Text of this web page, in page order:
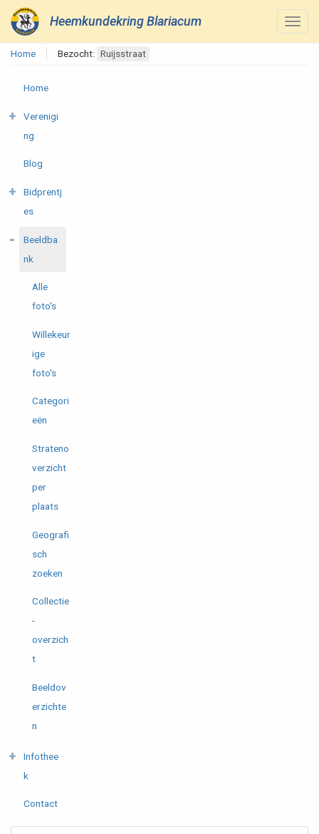
Heemkundekring Blariacum
Home Bezocht: Ruijsstraat
Home
Verenigi
ng
Blog
Bidprentj
es
Beeldba
nk
Alle
foto's
Willekeur
ige
foto's
Categori
eën
Strateno
verzicht
per
plaats
Geografi
sch
zoeken
Collectie
-
overzich
t
Beeldov
erzichte
n
Infothee
k
Contact